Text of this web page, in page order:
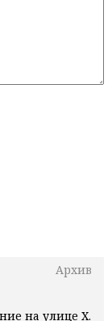
Архив
на улице Х.